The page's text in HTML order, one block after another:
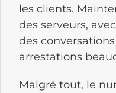
les clients.
des serveurs,
des
arrestations
Malgré tout, le